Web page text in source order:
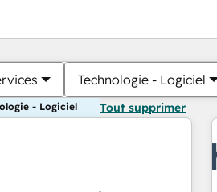
Technologie - Logiciel
- Logiciel Tout supprimer